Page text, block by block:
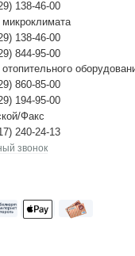
138-46-00
138-46-00
844-95-00
860-85-00
194-95-00
Факс
240-24-13
звонок